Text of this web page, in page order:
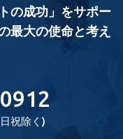
の成功」をサポー
最大の使命と考え
祝除く)